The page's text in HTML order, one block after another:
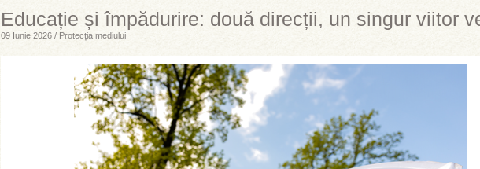
Educație și împădurire: două direcții, un singur viitor
09 Iunie 2026 / Protecția mediului